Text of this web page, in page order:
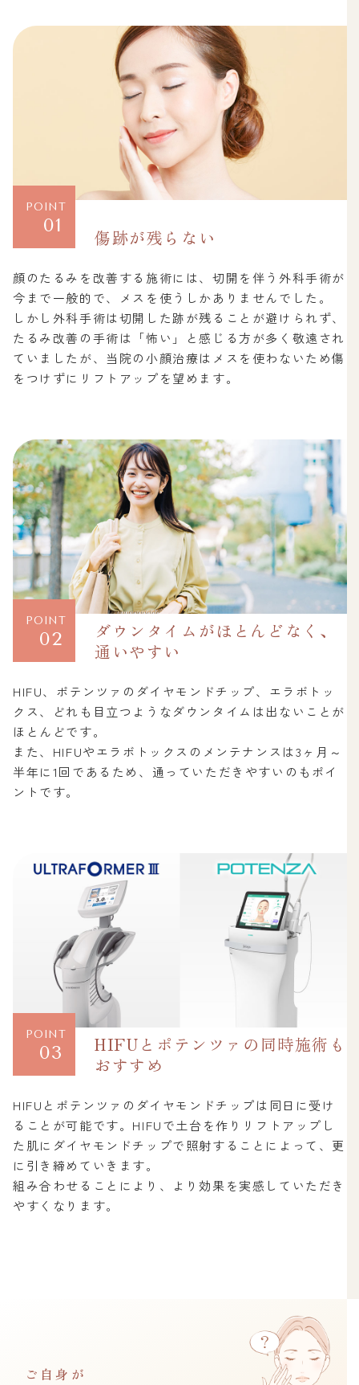
POINT
01
傷跡が残らない
顔のたるみを改善する施術には、切開を伴う外科手術が
今まで一般的で、メスを使うしかありませんでした。
しかし外科手術は切開した跡が残ることが避けられず、
たるみ改善の手術は「怖い」と感じる方が多く敬遠され
ていましたが、当院の小顔治療はメスを使わないため傷
をつけずにリフトアップを望めます。
POINT
02
ダウンタイムがほとんどなく、
通いやすい
HIFU、ポテンツァのダイヤモンドチップ、エラボトッ
クス、どれも目立つようなダウンタイムは出ないことが
ほとんどです。
また、HIFUやエラボトックスのメンテナンスは3ヶ月～
半年に1回であるため、通っていただきやすいのもポイ
ントです。
POINT
03
HIFUとポテンツァの同時施術も
おすすめ
HIFUとポテンツァのダイヤモンドチップは同日に受け
ることが可能です。HIFUで土台を作りリフトアップし
た肌にダイヤモンドチップで照射することによって、更
に引き締めていきます。
組み合わせることにより、より効果を実感していただき
やすくなります。
ご自身が